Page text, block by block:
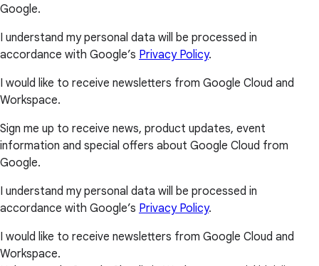
Google.
I understand my personal data will be processed in
accordance with Google’s Privacy Policy.
I would like to receive newsletters from Google Cloud and
Workspace.
Sign me up to receive news, product updates, event
information and special offers about Google Cloud from
Google.
I understand my personal data will be processed in
accordance with Google’s Privacy Policy.
I would like to receive newsletters from Google Cloud and
Workspace.